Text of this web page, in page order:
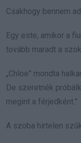
Csakhogy bennem
Egy este, amikor a
tovább maradt a
„Chloe” mondta
De szeretnék
megint a férjedként.”
A szoba hirtelen